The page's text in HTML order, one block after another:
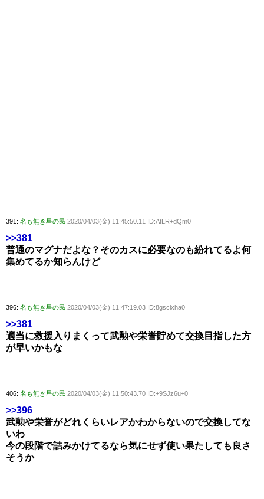
391: 名も無き星の民 2020/04/03(金) 11:45:50.11 ID:AtLR+dQm0
>>381
普通のマグナだよな？そのカスに必要なのも紛れてるよ何
集めてるか知らんけど
396: 名も無き星の民 2020/04/03(金) 11:47:19.03 ID:8gsclxha0
>>381
適当に救援入りまくって武勲や栄誉貯めて交換目指した方
が早いかもな
406: 名も無き星の民 2020/04/03(金) 11:50:43.70 ID:+9SJz6u+0
>>396
武勲や栄誉がどれくらいレアかわからないので交換してな
いわ
今の段階で詰みかけてるなら気にせず使い果たしても良さ
そうか